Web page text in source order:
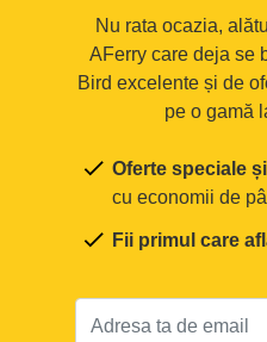
Nu rata ocazia,
AFerry care deja se
Bird excelente și de
pe o gamă
Oferte speciale
cu economii de
Fii primul care